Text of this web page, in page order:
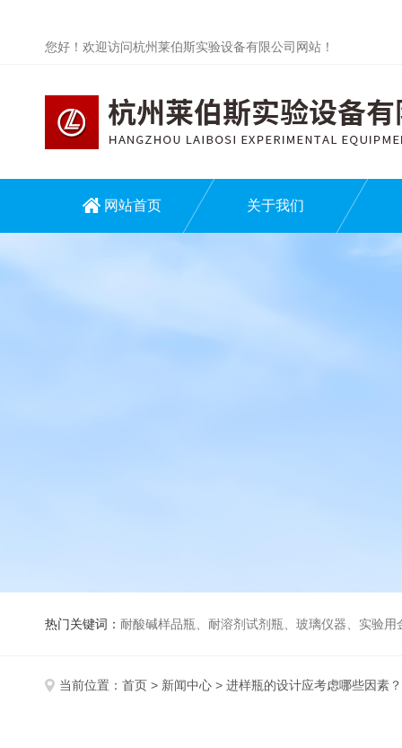
您好！欢迎访问杭州莱伯斯实验设备有限公司网站！
网站首页 关于我们
热门关键词： 耐酸碱样品瓶、耐溶剂试剂瓶、玻璃仪器、实验
当前位置： 首页 > 新闻中心 > 进样瓶的设计应考虑哪些因素？